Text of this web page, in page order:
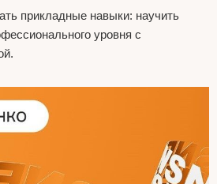
прикладные навыки: научить
уровня с